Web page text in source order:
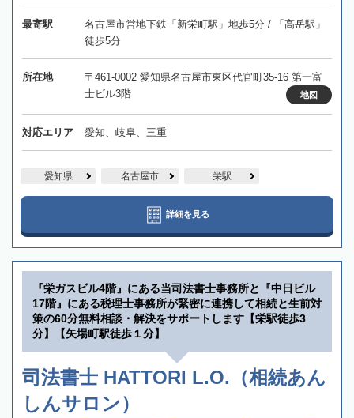
最寄駅
名古屋市営地下鉄「新栄町駅」地歩5分 / 「高岳駅」
徒歩5分
所在地
〒461-0002 愛知県名古屋市東区代官町35-16 第一富
士ビル3階
地図
対応エリア 愛知、岐阜、三重
愛知県 名古屋市 栄駅
詳細を見る
『栄ガスビル4階』にある当司法書士事務所と『中日ビル
17階』にある税理士事務所が緊密に連携して相続と生前対
策の60分無料相談・解決をサポートします【栄駅徒歩3
分】【矢場町駅徒歩１分】
司法書士 HATTORI L.O.（相続あん
しんサロン）